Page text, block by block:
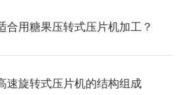
合用糖果压转式压片机加工？
速旋转式压片机的结构组成